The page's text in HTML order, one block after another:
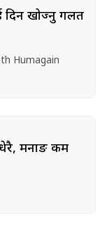
दिन खोज्नु गलत
Humagain
धेरै, मनाङ कम